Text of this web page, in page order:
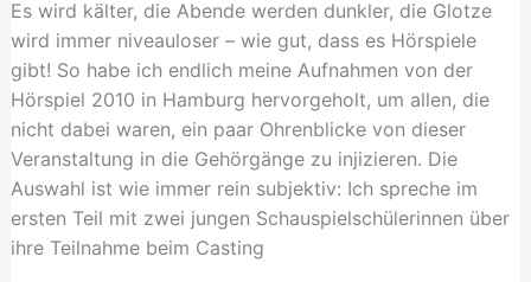
Es wird kälter, die Abende werden dunkler, die Glotze
wird immer niveauloser – wie gut, dass es Hörspiele
gibt! So habe ich endlich meine Aufnahmen von der
Hörspiel 2010 in Hamburg hervorgeholt, um allen, die
nicht dabei waren, ein paar Ohrenblicke von dieser
Veranstaltung in die Gehörgänge zu injizieren. Die
Auswahl ist wie immer rein subjektiv: Ich spreche im
ersten Teil mit zwei jungen Schauspielschülerinnen über
ihre Teilnahme beim Casting